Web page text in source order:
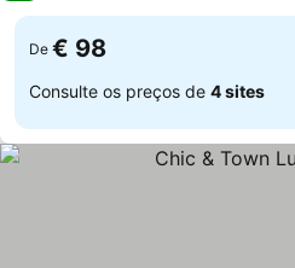
De € 98
Consulte os preços de 4 sites